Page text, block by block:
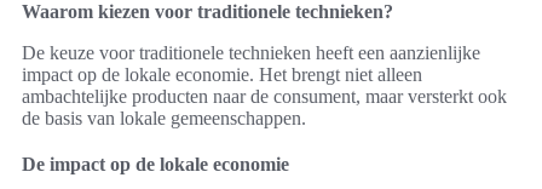
Waarom kiezen voor traditionele technieken?
De keuze voor traditionele technieken heeft een aanzienlijke
impact op de lokale economie. Het brengt niet alleen
ambachtelijke producten naar de consument, maar versterkt ook
de basis van lokale gemeenschappen.
De impact op de lokale economie